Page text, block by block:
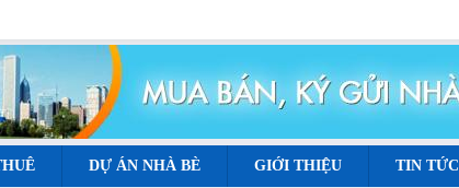
DỰ ÁN NHÀ BÈ GIỚI THIỆU TIN TỨC